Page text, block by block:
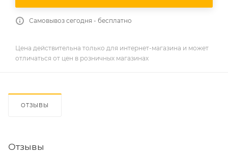
Самовывоз сегодня - бесплатно
Цена действительна только для интернет-магазина и может
отличаться от цен в розничных магазинах
ОТЗЫВЫ
Отзывы